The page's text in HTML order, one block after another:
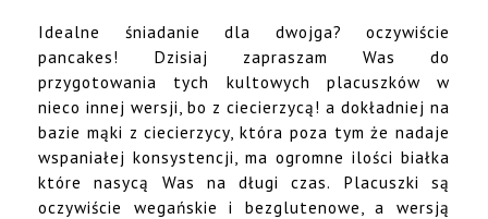
Idealne śniadanie dla dwojga? oczywiście
pancakes! Dzisiaj zapraszam Was do
przygotowania tych kultowych placuszków w
nieco innej wersji, bo z ciecierzycą! a dokładniej na
bazie mąki z ciecierzycy, która poza tym że nadaje
wspaniałej konsystencji, ma ogromne ilości białka
które nasycą Was na długi czas. Placuszki są
oczywiście wegańskie i bezglutenowe, a wersją